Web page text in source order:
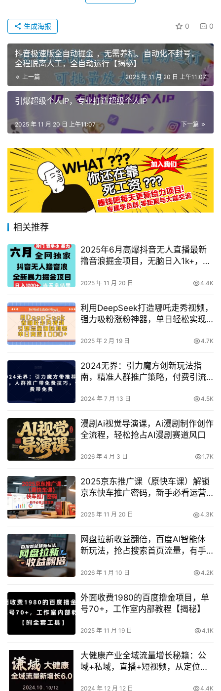
0 0
生成海报
抖音极速版全自动掘金 ，无需养机、自动化不封号，
全程脱离人工，全自动运行【揭秘】
上一篇 2025 年 11 月 20 日 上午11:07
引爆超级个人IP，专业打造超级个人IP
下一篇
2025 年 11 月 20 日 上午11:07
相关推荐
2025年6月高爆抖音无人直播最新
撸音浪掘金项目，无脑日入1k+，低
秘】
2025 年 11 月 20 日 4.4K
利用DeepSeek打造哪吒走秀视频，
强力吸粉涨粉神器，单日轻松实现
2025 年 2 月 19 日 4.7K
2024无界：引力魔方创新玩法指
南，精准人群推广策略，付费引流
2024 年 7 月 13 日 4.5K
漫剧Ai视觉导演课，​Ai漫剧制作创作
全流程，轻松抢占AI漫剧赛道风口
2026 年 4 月 3 日 1.7K
2025京东推广课（原快车课）解锁
京东快车推广密码，新手必看运营
2025 年 11 月 20 日 4.3K
网盘拉新收益翻倍，百度AI智能体
新玩法，抢占搜索首页流量，有手
2026 年 1 月 10 日 4.2K
外面收费1980的百度撸金项目，单
号70+，工作室内部教程【揭秘】
2025 年 11 月 19 日 4.1K
大健康产业全域流量增长秘籍：公
域+私域，直播+短视频，从定位到
2024 年 12 月 12 日 4.4K